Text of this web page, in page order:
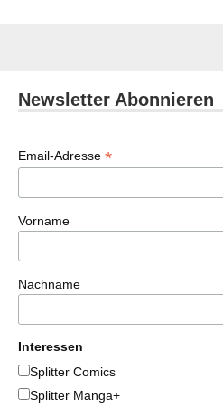
Newsletter Abonnieren
Email-Adresse *
Vorname
Nachname
Interessen
Splitter Comics
Splitter Manga+